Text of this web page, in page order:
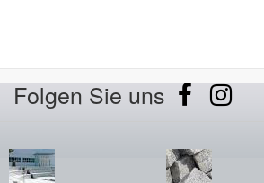
Folgen Sie uns